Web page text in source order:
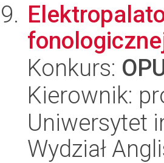
Konkurs:
Kierownik:
Uniwersytet
Wydział